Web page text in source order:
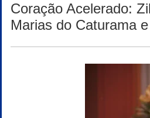
Coração Acelerado:
Marias do Caturama